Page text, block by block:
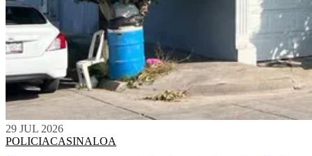
29 JUL 2026
POLICIACASINALOA